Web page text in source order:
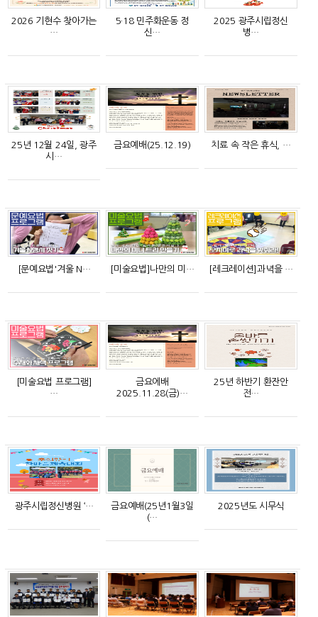
2026 기현수 찾아가는
…
5·18 민주화운동 정
신…
2025 광주시립정신
병…
25년 12월 24일, 광주
시…
금요예배(25.12.19) 치료 속 작은 휴식, …
[문예요법'겨울 N… [미술요법]나만의 미… [레크레이션]과녁을 …
[미술요법 프로그램]
…
금요에배
2025.11.28(금)…
25년 하반기 환잔안
전…
광주시립정신병원 ‘…
금요예배(25년1월3일
(…
2025년도 시무식